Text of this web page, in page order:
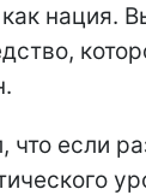
нация.
что если